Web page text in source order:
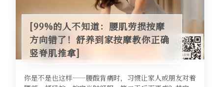
[99%的人不知道：腰肌劳损按摩
方向错了！舒养到家按摩教你正确
竖脊肌推拿]
你是不是也这样——腰酸背痛时，习惯让家人或朋友对着